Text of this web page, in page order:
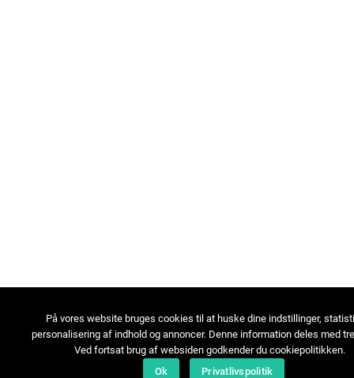
På vores website bruges cookies til at huske dine indstillinger,
personalisering af indhold og annoncer. Denne information deles med
Ved fortsat brug af websiden godkender du cookiepolitikken.
Ok
Privatlivspolitik